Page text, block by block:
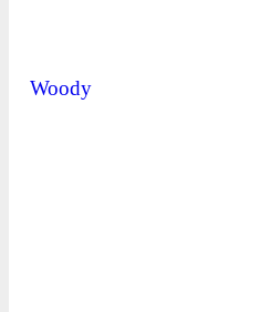
Woody